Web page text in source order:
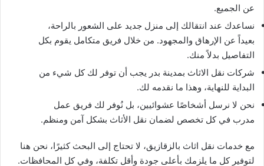
عن الجميع.
نساعدك عند انتقالك إلى منزل جديد على الشعور بالراحة،
بعيداً عن الإرهاق والمجهود. من خلال فريق متكامل يقوم بكل
التفاصيل بدلاً منك.
شركات نقل الاثاث بمدينة بدر يجب أن توفر لك كل شيء من
البداية للنهاية، وهذا ما نقدمه لك.
نحن لا نرسل أشخاصًا عشوائيين، بل نُوفر لك فريق عمل
مدرب في كل تخصص لضمان نقل الأثاث بشكل آمن ومنظم.
مع خدمات نقل اثاث بالزقازيق، لا تحتاج إلى البحث كثيرًا، نحن هنا
لتوفير كل ما يلزمك بأعلى جودة وأقل تكلفة، وفي كل المحافظات.